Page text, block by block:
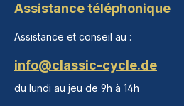
Assistance téléphonique
Assistance et conseil au :
info@classic-cycle.de
du lundi au jeu de 9h à 14h